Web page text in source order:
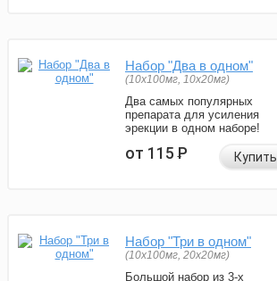
Набор "Два в одном"
(10x100мг, 10x20мг)
Два самых популярных
препарата для усиления
эрекции в одном наборе!
от 115Р Купить
Набор "Три в одном"
(10x100мг, 20x20мг)
Большой набор из 3-х